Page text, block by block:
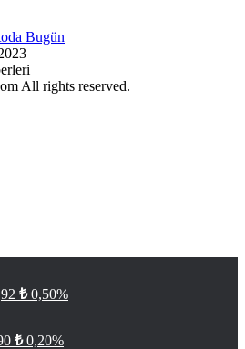
All rights reserved.
₺ 0,50%
₺ 0,20%